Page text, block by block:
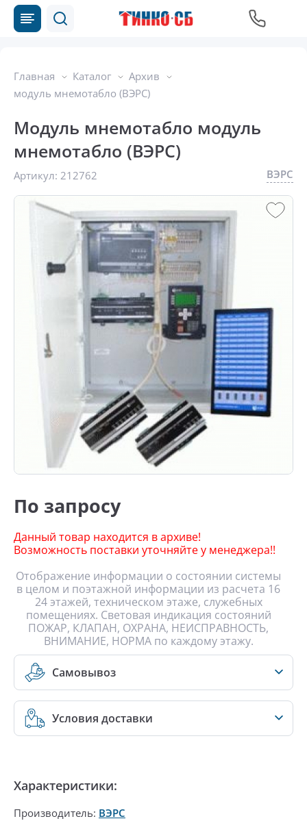
Главная Каталог
Архив
модуль мнемотабло (ВЭРС)
Модуль мнемотабло модуль
мнемотабло (ВЭРС)
Артикул: 212762 ВЭРС
По запросу
Данный товар находится в архиве!
Возможность поставки уточняйте у менеджера!!
Отображение информации о состоянии системы
в целом и поэтажной информации из расчета 16
24 этажей, техническом этаже, служебных
помещениях. Световая индикация состояний
ПОЖАР, КЛАПАН, ОХРАНА, НЕИСПРАВНОСТЬ,
ВНИМАНИЕ, НОРМА по каждому этажу.
Самовывоз
Условия доставки
Характеристики:
Производитель: ВЭРС